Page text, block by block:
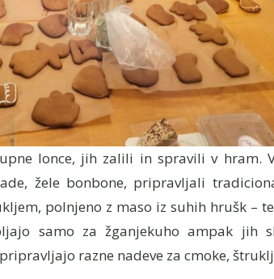
lonce, jih zalili in spravili v hram.
žele bonbone, pripravljali
polnjeno z maso iz suhih hrušk –
samo za žganjekuho ampak jih
razne nadeve za cmoke,